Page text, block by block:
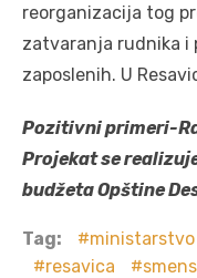
reorganizacija tog
zatvaranja rudnika i
zaposlenih. U
Pozitivni primeri-
Projekat se
budžeta Opštine
Tag:
resavica